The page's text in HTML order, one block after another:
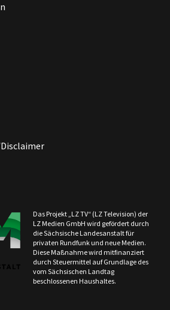
Das Projekt „LZ TV“ (LZ Television) der
LZ Medien GmbH wird gefördert durch
die Sächsische Landesanstalt für
privaten Rundfunk und neue Medien.
Diese Maßnahme wird mitfinanziert
durch Steuermittel auf Grundlage des
vom Sächsischen Landtag
beschlossenen Haushaltes.